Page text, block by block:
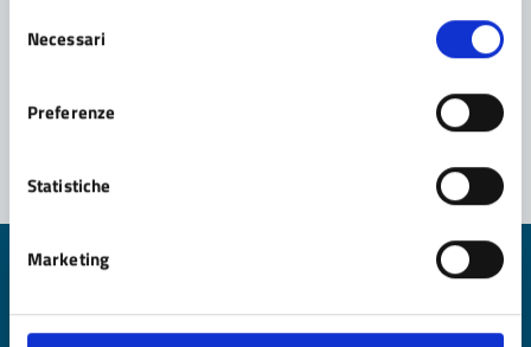
delNecessari
Preferenze
Statistiche
Marketing
apertura della Biblioteca sito Bablibri
Quanto sono chiare le informazioni su questa
pagina?